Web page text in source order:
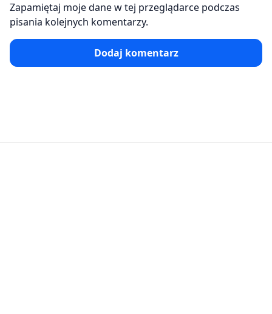
Zapamiętaj moje dane w tej przeglądarce podczas
pisania kolejnych komentarzy.
Dodaj komentarz